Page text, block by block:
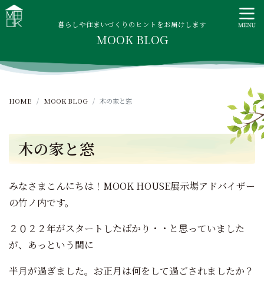
t
MOOK HOUSE ムックハウス
MOOK HOUSEはかごしま素材で建てる木の住まい。自然を
感じる四季に合わせた暮らし、家族がずっと住み継げる暮ら
暮らしや住まいづくりのヒントをお届けします
MOOK BLOG
HOME MOOK BLOG 木の家と窓
木の家と窓
みなさまこんにちは！MOOK HOUSE展示場アドバイザー
の竹ノ内です。
２０２２年がスタートしたばかり・・と思っていました
が、あっという間に
半月が過ぎました。お正月は何をして過ごされましたか？